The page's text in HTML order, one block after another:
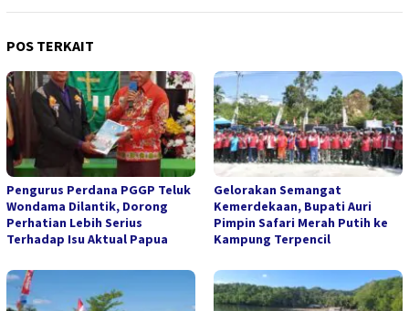
POS TERKAIT
Pengurus Perdana PGGP Teluk
Wondama Dilantik, Dorong
Perhatian Lebih Serius
Terhadap Isu Aktual Papua
Gelorakan Semangat
Kemerdekaan, Bupati Auri
Pimpin Safari Merah Putih ke
Kampung Terpencil